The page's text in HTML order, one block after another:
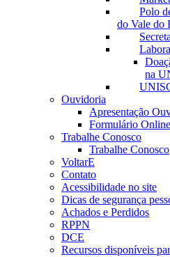
Polo
do Vale do
na
Ouvidoria
Apresentação
Formulário Online
Trabalhe Conosco
Trabalhe Conosco
VoltarE
Contato
Acessibilidade no site
Dicas de segurança
Achados e Perdidos
RPPN
DCE
Recursos disponíveis